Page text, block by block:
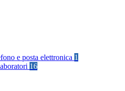
e posta elettronica 1
16